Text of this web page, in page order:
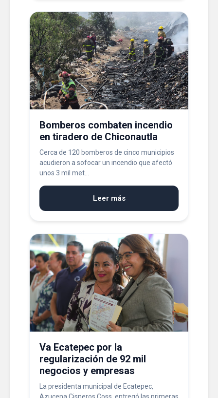
Bomberos combaten incendio
en tiradero de Chiconautla
Cerca de 120 bomberos de cinco municipios
acudieron a sofocar un incendio que afectó
unos 3 mil met...
Leer más
Va Ecatepec por la
regularización de 92 mil
negocios y empresas
La presidenta municipal de Ecatepec,